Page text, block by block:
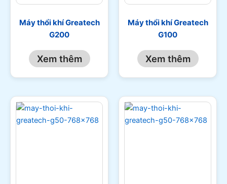
Máy thổi khí Greatech
G200
Xem thêm
Máy thổi khí Greatech
G100
Xem thêm